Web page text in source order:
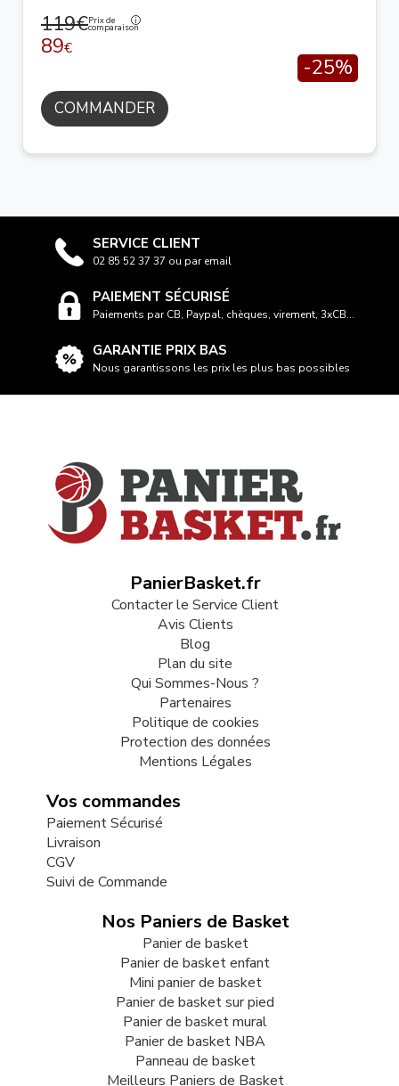
119€Prix de
comparaison
89€
-25%
COMMANDER
SERVICE CLIENT
02 85 52 37 37 ou par email
PAIEMENT SÉCURISÉ
Paiements par CB, Paypal, chèques, virement, 3xCB...
GARANTIE PRIX BAS
Nous garantissons les prix les plus bas possibles
PanierBasket.fr
Contacter le Service Client
Avis Clients
Blog
Plan du site
Qui Sommes-Nous ?
Partenaires
Politique de cookies
Protection des données
Mentions Légales
Vos commandes
Paiement Sécurisé
Livraison
CGV
Suivi de Commande
Nos Paniers de Basket
Panier de basket
Panier de basket enfant
Mini panier de basket
Panier de basket sur pied
Panier de basket mural
Panier de basket NBA
Panneau de basket
Meilleurs Paniers de Basket